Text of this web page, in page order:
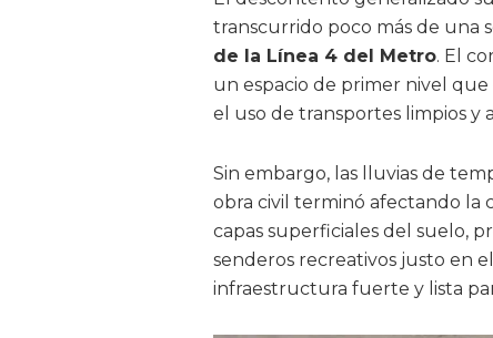
transcurrido poco más de una
de la Línea 4 del Metro. El
un espacio de primer nivel
el uso de transportes limpios y
Sin embargo, las lluvias de
obra civil terminó afectando la
capas superficiales del suelo,
senderos recreativos justo en
infraestructura fuerte y lista